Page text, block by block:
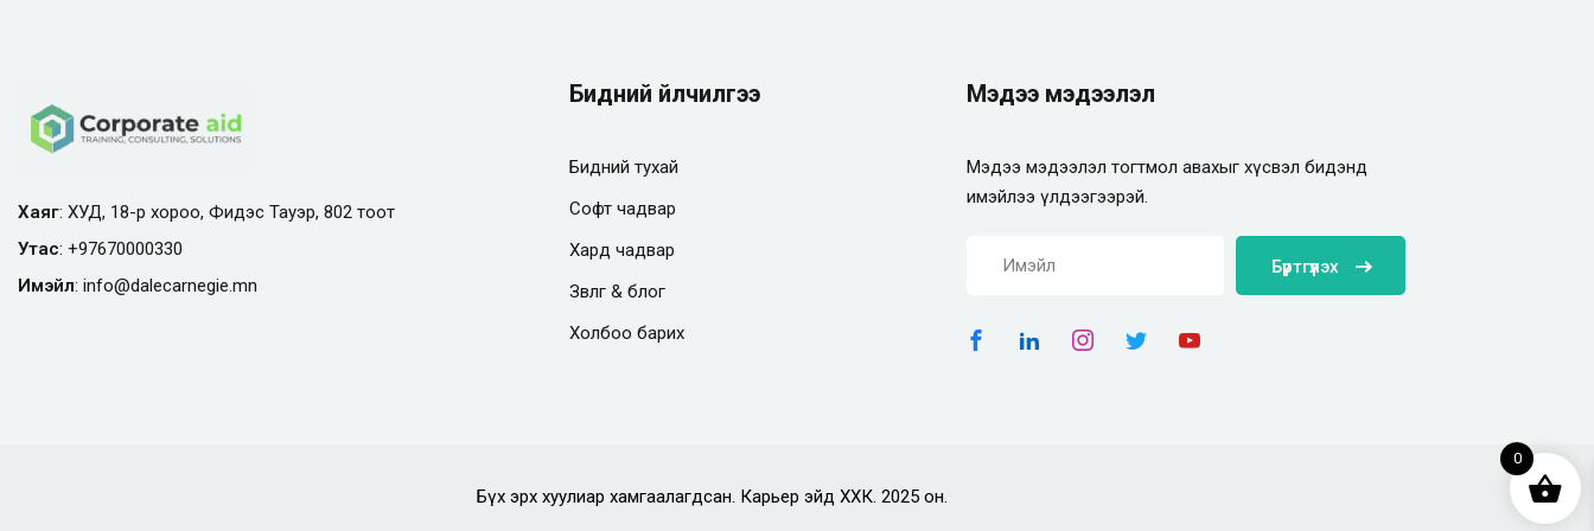
Хаяг: ХУД, 18-р хороо, Фидэс Тауэр, 802 тоот
Утас: +97670000330
Имэйл: info@dalecarnegie.mn
Бидний үйлчилгээ
Бидний тухай
Софт чадвар
Хард чадвар
Зөвлөгөө & блог
Холбоо барих
Мэдээ мэдээлэл
Мэдээ мэдээлэл тогтмол авахыг хүсвэл бидэнд
имэйлээ үлдээгээрэй.
Бүртгүүлэх
Бүх эрх хуулиар хамгаалагдсан. Карьер эйд ХХК. 2025 он.
0